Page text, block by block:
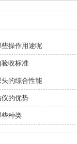
操作用途呢
收标准
的综合性能
的优势
种类